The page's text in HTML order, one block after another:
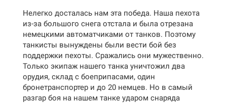
Нелегко досталась нам эта победа. Наша пехота
из-за большого снега отстала и была отрезана
немецкими автоматчиками от танков. Поэтому
танкисты вынуждены были вести бой без
поддержки пехоты. Сражались они мужественно.
Только экипаж нашего танка уничтожил два
орудия, склад с боеприпасами, один
бронетранспортер и до 20 немцев. Но в самый
разгар боя на нашем танке ударом снаряда